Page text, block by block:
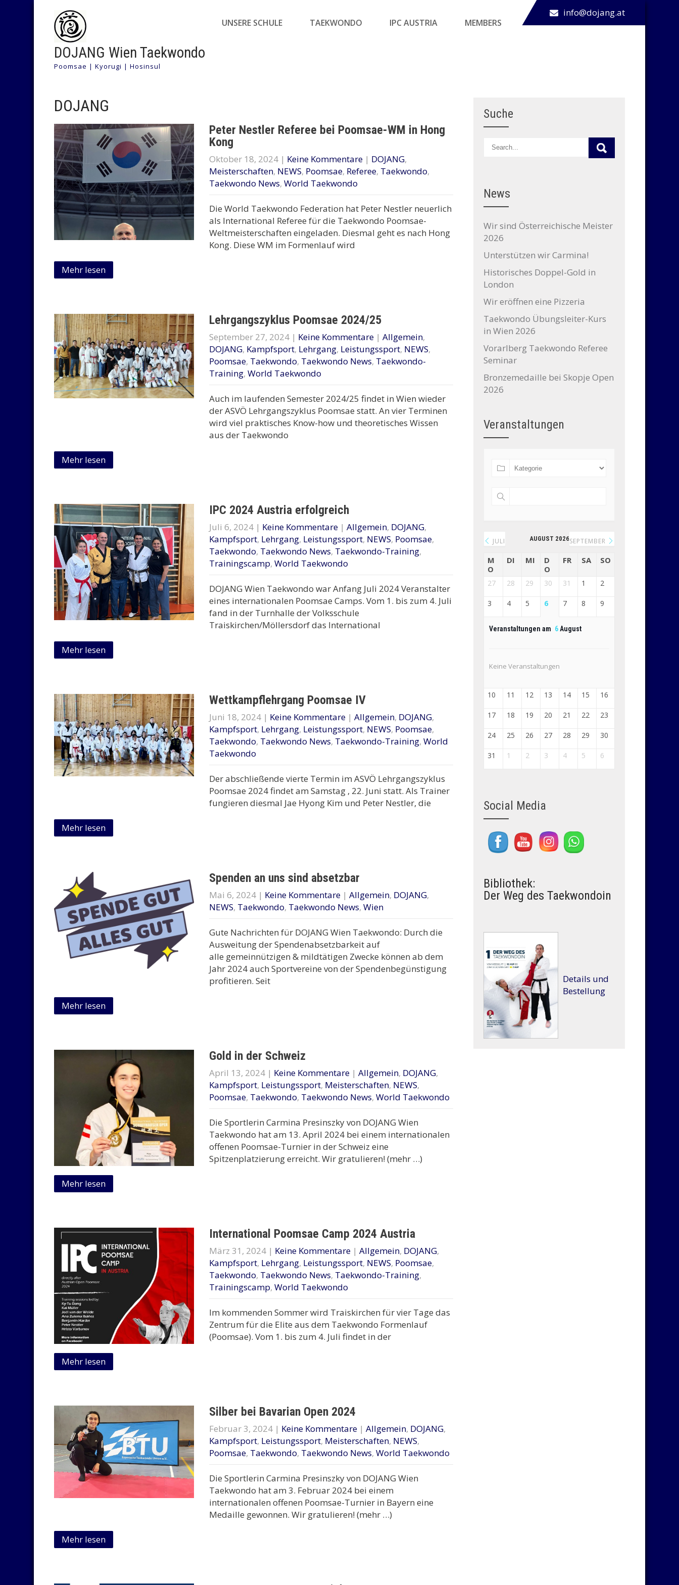
DOJANG Wien Taekwondo
Poomsae | Kyorugi | Hosinsul
info@dojang.at
UNSERE SCHULE TAEKWONDO IPC AUSTRIA MEMBERS
DOJANG
Peter Nestler Referee bei Poomsae-WM in Hong
Kong
Oktober 18, 2024| Keine Kommentare| DOJANG,
Meisterschaften, NEWS, Poomsae, Referee, Taekwondo,
Taekwondo News, World Taekwondo
Die World Taekwondo Federation hat Peter Nestler neuerlich
als International Referee für die Taekwondo Poomsae-
Weltmeisterschaften eingeladen. Diesmal geht es nach Hong
Kong. Diese WM im Formenlauf wird
Mehr lesen
Lehrgangszyklus Poomsae 2024/25
September 27, 2024| Keine Kommentare| Allgemein,
DOJANG, Kampfsport, Lehrgang, Leistungssport, NEWS,
Poomsae, Taekwondo, Taekwondo News, Taekwondo-
Training, World Taekwondo
Auch im laufenden Semester 2024/25 findet in Wien wieder
der ASVÖ Lehrgangszyklus Poomsae statt. An vier Terminen
wird viel praktisches Know-how und theoretisches Wissen
aus der Taekwondo
Mehr lesen
IPC 2024 Austria erfolgreich
Juli 6, 2024| Keine Kommentare| Allgemein, DOJANG,
Kampfsport, Lehrgang, Leistungssport, NEWS, Poomsae,
Taekwondo, Taekwondo News, Taekwondo-Training,
Trainingscamp, World Taekwondo
DOJANG Wien Taekwondo war Anfang Juli 2024 Veranstalter
eines internationalen Poomsae Camps. Vom 1. bis zum 4. Juli
fand in der Turnhalle der Volksschule
Traiskirchen/Möllersdorf das International
Mehr lesen
Wettkampflehrgang Poomsae IV
Juni 18, 2024| Keine Kommentare| Allgemein, DOJANG,
Kampfsport, Lehrgang, Leistungssport, NEWS, Poomsae,
Taekwondo, Taekwondo News, Taekwondo-Training, World
Taekwondo
Der abschließende vierte Termin im ASVÖ Lehrgangszyklus
Poomsae 2024 findet am Samstag , 22. Juni statt. Als Trainer
fungieren diesmal Jae Hyong Kim und Peter Nestler, die
Mehr lesen
Spenden an uns sind absetzbar
Mai 6, 2024| Keine Kommentare| Allgemein, DOJANG,
NEWS, Taekwondo, Taekwondo News, Wien
Gute Nachrichten für DOJANG Wien Taekwondo: Durch die
Ausweitung der Spendenabsetzbarkeit auf
alle gemeinnützigen & mildtätigen Zwecke können ab dem
Jahr 2024 auch Sportvereine von der Spendenbegünstigung
profitieren. Seit
Mehr lesen
Gold in der Schweiz
April 13, 2024| Keine Kommentare| Allgemein, DOJANG,
Kampfsport, Leistungssport, Meisterschaften, NEWS,
Poomsae, Taekwondo, Taekwondo News, World Taekwondo
Die Sportlerin Carmina Presinszky von DOJANG Wien
Taekwondo hat am 13. April 2024 bei einem internationalen
offenen Poomsae-Turnier in der Schweiz eine
Spitzenplatzierung erreicht. Wir gratulieren! (mehr …)
Mehr lesen
International Poomsae Camp 2024 Austria
März 31, 2024| Keine Kommentare| Allgemein, DOJANG,
Kampfsport, Lehrgang, Leistungssport, NEWS, Poomsae,
Taekwondo, Taekwondo News, Taekwondo-Training,
Trainingscamp, World Taekwondo
Im kommenden Sommer wird Traiskirchen für vier Tage das
Zentrum für die Elite aus dem Taekwondo Formenlauf
(Poomsae). Vom 1. bis zum 4. Juli findet in der
Mehr lesen
Silber bei Bavarian Open 2024
Februar 3, 2024| Keine Kommentare| Allgemein, DOJANG,
Kampfsport, Leistungssport, Meisterschaften, NEWS,
Poomsae, Taekwondo, Taekwondo News, World Taekwondo
Die Sportlerin Carmina Presinszky von DOJANG Wien
Taekwondo hat am 3. Februar 2024 bei einem
internationalen offenen Poomsae-Turnier in Bayern eine
Medaille gewonnen. Wir gratulieren! (mehr …)
Mehr lesen
Suche
News
Wir sind Österreichische Meister
2026
Unterstützen wir Carmina!
Historisches Doppel-Gold in
London
Wir eröffnen eine Pizzeria
Taekwondo Übungsleiter-Kurs
in Wien 2026
Vorarlberg Taekwondo Referee
Seminar
Bronzemedaille bei Skopje Open
2026
Veranstaltungen
JULI AUGUST 2026SEPTEMBER
M
O
DI MI
D
O
FR SA SO
27 28 29 30 31 1 2
3 4 5 6 7 8 9
Veranstaltungen am 6August
Keine Veranstaltungen
10 11 12 13 14 15 16
17 18 19 20 21 22 23
24 25 26 27 28 29 30
31 1 2 3 4 5 6
Social Media
Set Youtube Channel ID
Bibliothek:
Der Weg des Taekwondoin
Details und
Bestellung